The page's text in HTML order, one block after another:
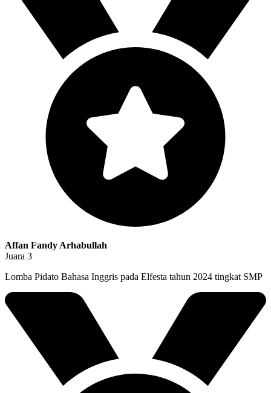
Affan Fandy Arhabullah
Juara 3
Lomba Pidato Bahasa Inggris pada Elfesta tahun 2024 tingkat SMP